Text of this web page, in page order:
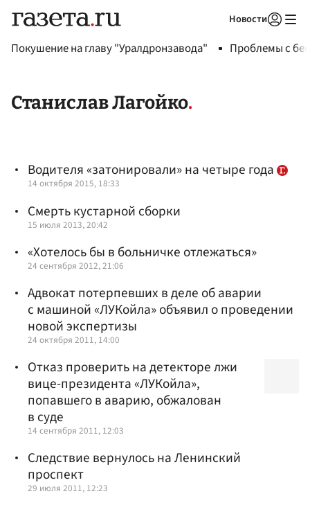
Новости
Покушение на главу "Уралдронзавода" Проблемы с
Станислав Лагойко
Водителя «затонировали» на четыре года
14 октября 2015, 18:33
Смерть кустарной сборки
15 июля 2013, 20:42
«Хотелось бы в больничке отлежаться»
24 сентября 2012, 21:06
Адвокат потерпевших в деле об аварии
с машиной «ЛУКойла» объявил о проведении
новой экспертизы
24 октября 2011, 14:00
Отказ проверить на детекторе лжи
вице-президента «ЛУКойла»,
попавшего в аварию, обжалован
в суде
14 сентября 2011, 12:03
Следствие вернулось на Ленинский
проспект
29 июля 2011, 12:23